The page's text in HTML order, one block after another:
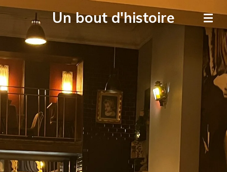
Passer
contenu
principal
Un bout d'histoire